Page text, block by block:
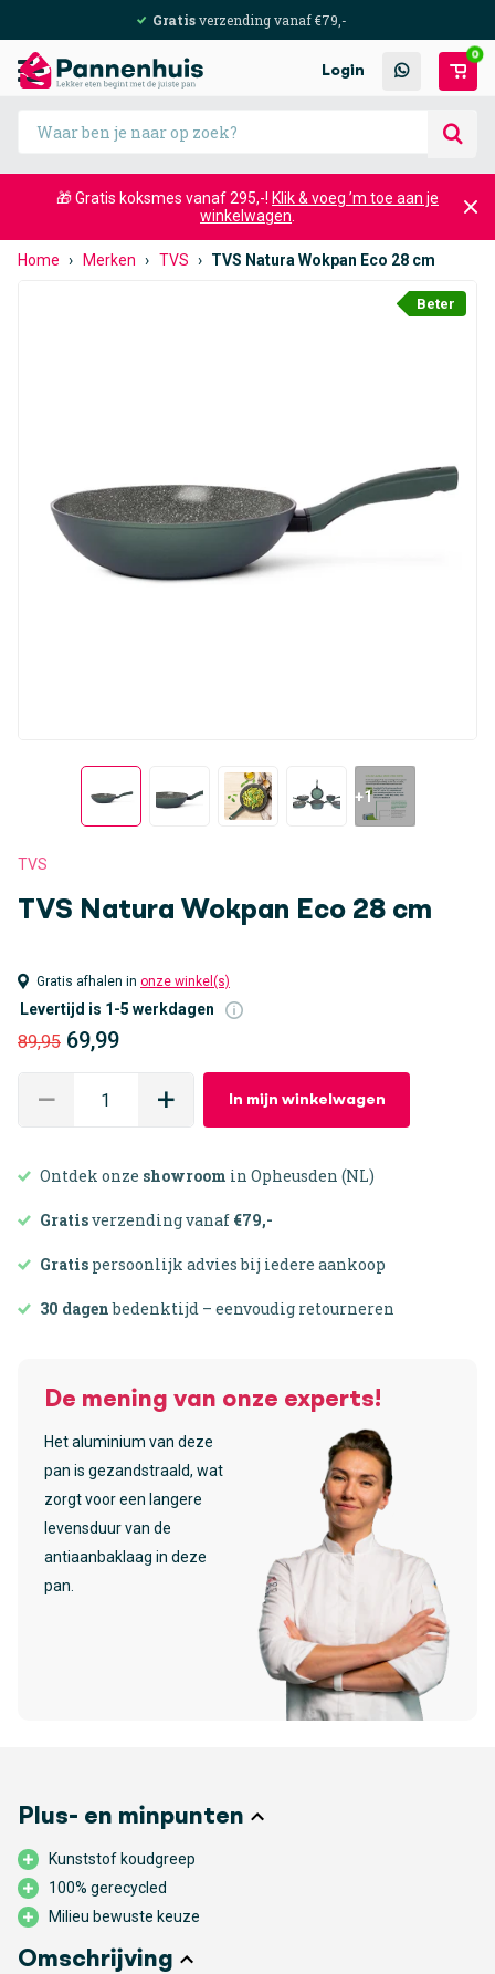
Gratisverzending vanaf €79,-
Login
0
🎁 Gratis koksmes vanaf 295,-! Klik & voeg ’m toe aan je
winkelwagen
Home › Merken › TVS › TVS Natura Wokpan Eco 28 cm
+1
Beter
TVS
TVS Natura Wokpan Eco 28 cm
Gratis afhalen in onze winkel(s)
Levertijd is 1-5 werkdagen
89,95 69,99
In mijn winkelwagen
Ontdek onze showroom in Opheusden (NL)
Gratisverzending vanaf €79,-
Gratis persoonlijk advies bij iedere aankoop
30 dagenbedenktijd – eenvoudig retourneren
De mening van onze experts!
Het aluminium van deze
pan is gezandstraald, wat
zorgt voor een langere
levensduur van de
antiaanbaklaag in deze
pan.
Omschrijving
Plus- en minpunten
Kunststof koudgreep
100% gerecycled
Milieu bewuste keuze